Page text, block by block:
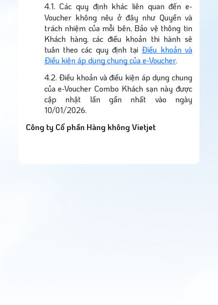
4.1. Các quy định khác liên quan đến e-
Voucher không nêu ở đây như Quyền và
trách nhiệm của mỗi bên, Bảo vệ thông tin
Khách hàng, các điều khoản thi hành sẽ
tuân theo các quy định tại Điều khoản và
Điều kiện áp dụng chung của e-Voucher.
4.2. Điều khoản và điều kiện áp dụng chung
của e-Voucher Combo Khách sạn này được
cập nhật lần gần nhất vào ngày
10/01/2026.
Công ty Cổ phần Hàng không Vietjet